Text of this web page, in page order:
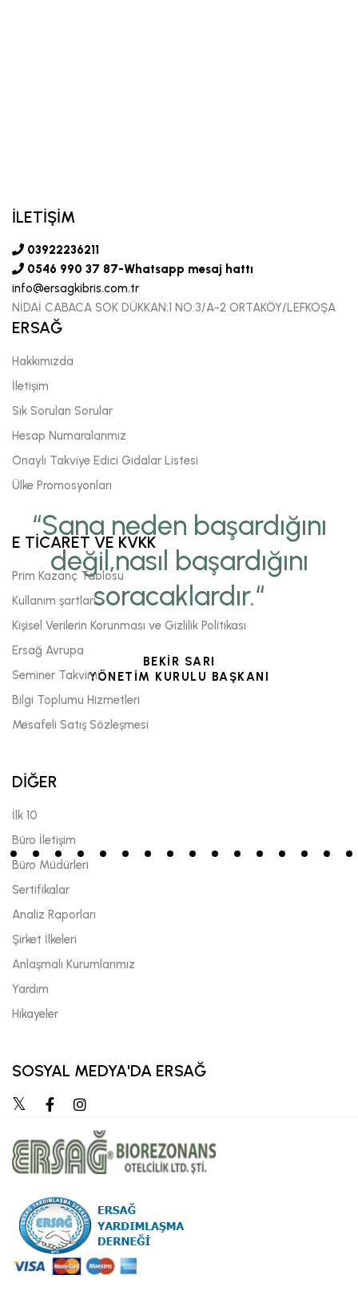
“Sana neden başardığını
değil,nasıl başardığını
soracaklardır.“
BEKİR SARI
YÖNETİM KURULU BAŞKANI
İLETİŞİM
03922236211
0546 990 37 87-Whatsapp mesaj hattı
info@ersagkibris.com.tr
NİDAİ CABACA SOK DÜKKAN:1 NO:3/A-2 ORTAKÖY/LEFKOŞA
ERSAĞ
Hakkımızda
İletişim
Sık Sorulan Sorular
Hesap Numaralarımız
Onaylı Takviye Edici Gıdalar Listesi
Ülke Promosyonları
E TİCARET VE KVKK
Prim Kazanç Tablosu
Kullanım şartları
Kişisel Verilerin Korunması ve Gizlilik Politikası
Ersağ Avrupa
Seminer Takvimi
Bilgi Toplumu Hizmetleri
Mesafeli Satış Sözleşmesi
DİĞER
İlk 10
Büro İletişim
Büro Müdürleri
Sertifikalar
Analiz Raporları
Şirket İlkeleri
Anlaşmalı Kurumlarımız
Yardım
Hikayeler
SOSYAL MEDYA'DA ERSAĞ